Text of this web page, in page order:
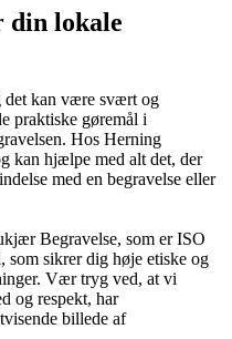
din lokale
det kan være svært og
praktiske gøremål i
Hos Herning
kan hjælpe med alt det, der
med en begravelse eller
Begravelse, som er ISO
som sikrer dig høje etiske og
Vær tryg ved, at vi
og respekt, har
billede af